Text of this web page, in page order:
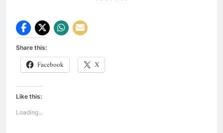
Share this:
Facebook X
Like this:
Loading...